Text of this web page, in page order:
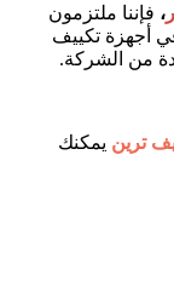
، فإننا ملتزمون
أجهزة تكييف
من الشركة.
ترين يمكنك